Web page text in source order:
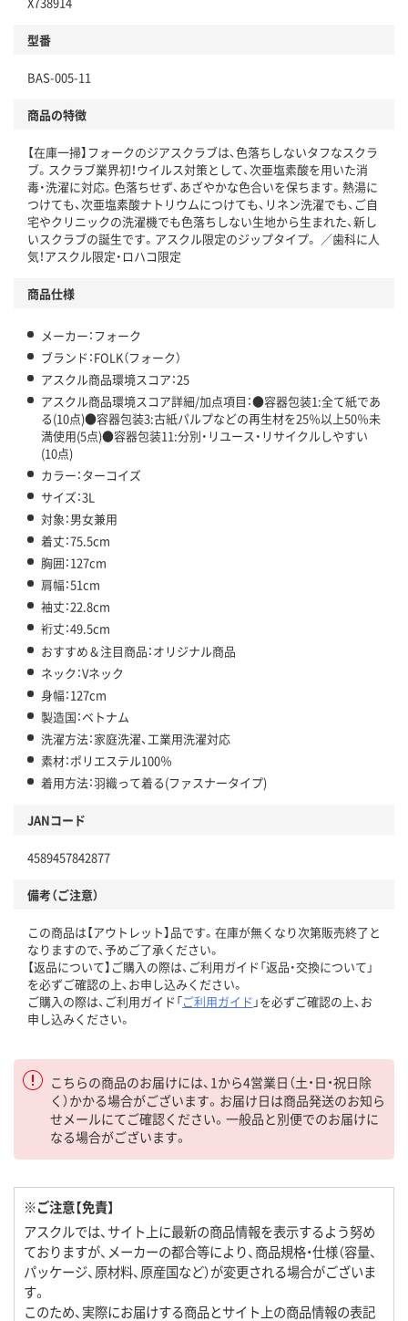
仕組
この商品の環境配慮ポイントです。下記商品詳細「
アスクル商品環境スコア詳細／加点項目
」で確認できます。
型番
BAS-005-11
商品の特徴
【在庫一掃】フォークのジアスクラブは、色落ちしないタフなスクラ
ブ。スクラブ業界初！ウイルス対策として、次亜塩素酸を用いた消
毒・洗濯に対応。色落ちせず、あざやかな色合いを保ちます。熱湯に
つけても、次亜塩素酸ナトリウムにつけても、リネン洗濯でも、ご自
宅やクリニックの洗濯機でも色落ちしない生地から生まれた、新し
いスクラブの誕生です。アスクル限定のジップタイプ。 ／歯科に人
気！アスクル限定・ロハコ限定
商品仕様
メーカー：フォーク
ブランド：FOLK（フォーク）
アスクル商品環境スコア：25
アスクル商品環境スコア詳細/加点項目：●容器包装1:全て紙であ
る(10点)●容器包装3:古紙パルプなどの再生材を25％以上50％未
満使用(5点)●容器包装11:分別・リユース・リサイクルしやすい
(10点)
カラー：ターコイズ
サイズ：3L
対象：男女兼用
着丈：75.5cm
胸囲：127cm
肩幅：51cm
袖丈：22.8cm
裄丈：49.5cm
おすすめ＆注目商品：オリジナル商品
ネック：Vネック
身幅：127cm
製造国：ベトナム
洗濯方法：家庭洗濯、工業用洗濯対応
素材：ポリエステル100％
着用方法：羽織って着る(ファスナータイプ)
JANコード
4589457842877
備考（ご注意）
この商品は【アウトレット】品です。在庫が無くなり次第販売終了と
なりますので、予めご了承ください。
【返品について】ご購入の際は、ご利用ガイド「返品・交換について」
を必ずご確認の上、お申し込みください。
ご購入の際は、ご利用ガイド「ご利用ガイド 」を必ずご確認の上、お
申し込みください。
こちらの商品のお届けには、1から4営業日（土・日・祝日除
く）かかる場合がございます。お届け日は商品発送のお知ら
せメールにてご確認ください。一般品と別便でのお届けに
なる場合がございます。
※ご注意【免責】
アスクルでは、サイト上に最新の商品情報を表示するよう努め
ておりますが、メーカーの都合等により、商品規格・仕様（容量、
パッケージ、原材料、原産国など）が変更される場合がございま
す。
このため、実際にお届けする商品とサイト上の商品情報の表記